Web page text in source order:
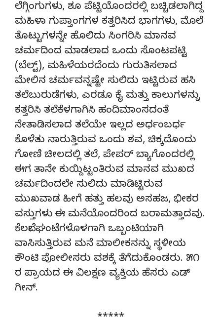
ಲೆಗ್ಗಿಂಗುಗಳು, ಶೂ ಪೆಟ್ಟಿಯೊಂದರಲ್ಲಿ ಬಚ್ಚಿಡಲಾಗಿದ್ದ
ಮಹಿಳಾ ಗುಪ್ತಾಂಗಗಳ ಕತ್ತರಿಸಿದ ಭಾಗಗಳು, ಮೊಲೆ
ತೊಟ್ಟುಗಳನ್ನೇ ಹೊಲಿದು ಸಿಂಗರಿಸಿ ಮಾನವ
ಚರ್ಮದಿಂದ ಮಾಡಲಾದ ಒಂದು ಸೊಂಟಪಟ್ಟಿ
(ಬೆಲ್ಟ್), ಮಹಿಳೆಯರದೆಂದು ಗುರುತಿಸಲಾದ
ಮೇಲಿನ ಚರ್ಮವನ್ನಷ್ಟೇ ಸುಲಿದು ಇಟ್ಟಿರುವ ಹಸಿ
ತಲೆಬುರುಡೆಗಳು, ಎರಡೂ ಕೈ ಮತ್ತು ಕಾಲುಗಳನ್ನು
ಕತ್ತರಿಸಿ ತಲೆಕೆಳಗಾಗಿಸಿ ಹಂದಿಮಾಂಸದಂತೆ
ನೇತಾಡಿಸಲಾದ ತಲೆಯೇ ಇಲ್ಲದ ಅರ್ಧಂಬರ್ಧ
ಕೊಳೆತು ನಾರುತ್ತಿರುವ ಒಂದು ಶವ, ಚಿಕ್ಕದೊಂದು
ಗೋಣಿ ಚೀಲದಲ್ಲಿ ತಲೆ, ಪೇಪರ್ ಬ್ಯಾಗೊಂದರಲ್ಲಿ
ಈಗ ತಾನೇ ಕುಯ್ದಿಟ್ಟಂತಿರುವ ಮಾನವ ಮುಖದ
ಚರ್ಮದಿಂದಲೇ ಸುಲಿದು ಮಾಡಿಟ್ಟಿರುವ
ಮುಖವಾಡ ಹೀಗೆ ಹತ್ತು ಹಲವು ಅಸಹಜ, ಭೀಕರ
ವಸ್ತುಗಳು ಈ ಮನೆಯೊಂದರಿಂದ ಬರಾಮತ್ತಾದವು.
ಕೆಲವೇ ಘಂಟೆಗಳೊಳಗಾಗಿ ಒಬ್ಬಂಟಿಯಾಗಿ
ವಾಸಿಸುತ್ತಿರುವ ಮನೆ ಮಾಲೀಕನನ್ನು ಸ್ಥಳೀಯ
ಕೌಂಟಿ ಪೋಲೀಸರು ವಶಕ್ಕೆ ತೆಗೆದುಕೊಂಡರು. ೫೧
ರ ಪ್ರಾಯದ ಈ ವಿಲಕ್ಷಣ ವ್ಯಕ್ತಿಯ ಹೆಸರು ಎಡ್
ಗೀನ್.
*****